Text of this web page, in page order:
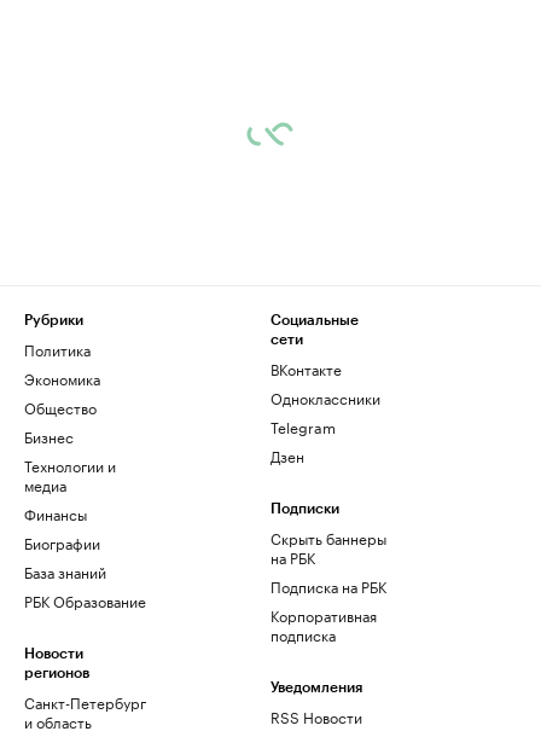
Рубрики
Политика
Экономика
Общество
Бизнес
Технологии и
медиа
Финансы
Биографии
База знаний
РБК Образование
Новости
регионов
Санкт-Петербург
и область
Социальные
сети
ВКонтакте
Одноклассники
Telegram
Дзен
Подписки
Скрыть баннеры
на РБК
Подписка на РБК
Корпоративная
подписка
Уведомления
RSS Новости